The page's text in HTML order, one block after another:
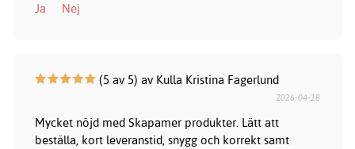
Ja
Nej
(5 av 5) av Kulla Kristina Fagerlund
2026-04-18
Mycket nöjd med Skapamer produkter. Lätt att
beställa, kort leveranstid, snygg och korrekt samt